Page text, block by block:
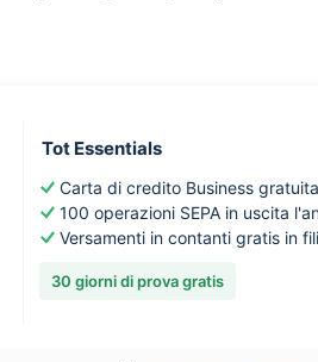
Tot Essentials
Carta di credito Business gratuita
100 operazioni SEPA in uscita
Versamenti in contanti gratis in
30 giorni di prova gratis